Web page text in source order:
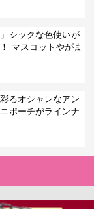
シックな色使いが
マスコットやがま
るオシャレなアン
ポーチがラインナ